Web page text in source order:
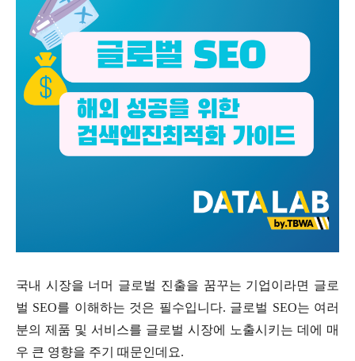
국내 시장을 너머 글로벌 진출을 꿈꾸는 기업이라면 글로
벌 SEO를 이해하는 것은 필수입니다. 글로벌 SEO는 여러
분의 제품 및 서비스를 글로벌 시장에 노출시키는 데에 매
우 큰 영향을 주기 때문인데요.